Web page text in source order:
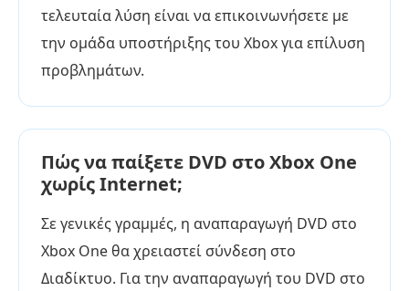
τελευταία λύση είναι να επικοινωνήσετε με
την ομάδα υποστήριξης του Xbox για επίλυση
προβλημάτων.
Πώς να παίξετε DVD στο Xbox One
χωρίς Internet;
Σε γενικές γραμμές, η αναπαραγωγή DVD στο
Xbox One θα χρειαστεί σύνδεση στο
Διαδίκτυο. Για την αναπαραγωγή του DVD στο